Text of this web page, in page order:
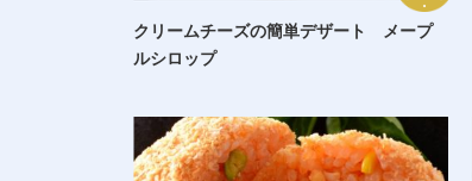
クリームチーズの簡単デザート メープ
ルシロップ